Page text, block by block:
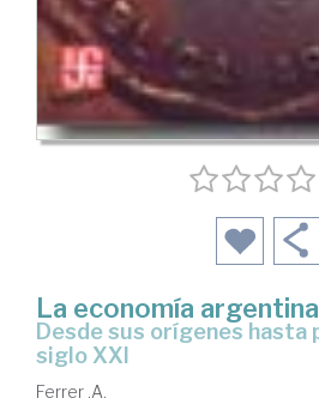
La economía argentina
desde sus orígenes hasta principios del
siglo XXI
Ferrer ,A.